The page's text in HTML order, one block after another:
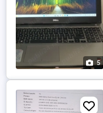
5